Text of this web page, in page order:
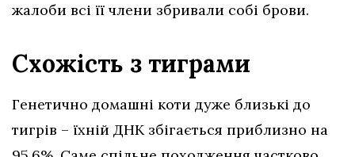
жалоби всі її члени збривали собі брови.
Схожість з тиграми
Генетично домашні коти дуже близькі до
тигрів – їхній ДНК збігається приблизно на